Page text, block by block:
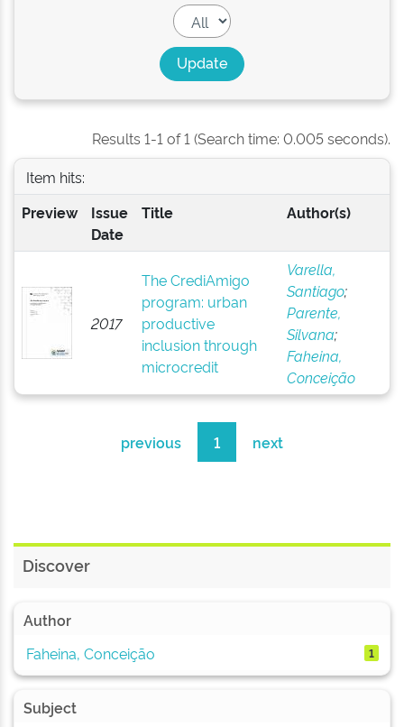
Results 1-1 of 1 (Search time: 0.005 seconds).
Item hits:
Preview
Issue
Date
Title Author(s)
2017
The CrediAmigo
program: urban
productive
inclusion through
microcredit
Varella,
Santiago;
Parente,
Silvana;
Faheina,
Conceição
previous 1 next
Discover
Author
Faheina, Conceição
1
Subject